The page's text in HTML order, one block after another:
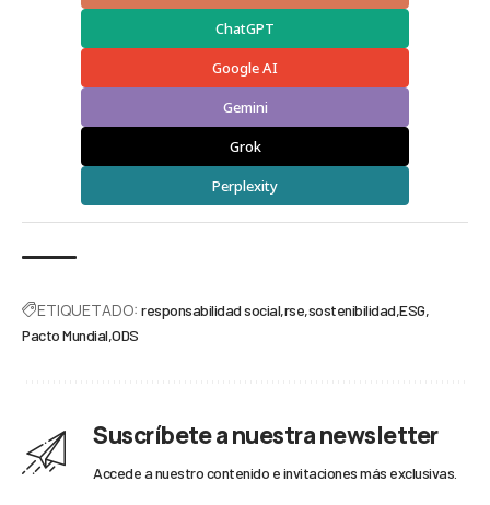
ChatGPT
Google AI
Gemini
Grok
Perplexity
ETIQUETADO: responsabilidad social rse sostenibilidad ESG
Pacto Mundial ODS
Suscríbete a nuestra newsletter
Accede a nuestro contenido e invitaciones más exclusivas.